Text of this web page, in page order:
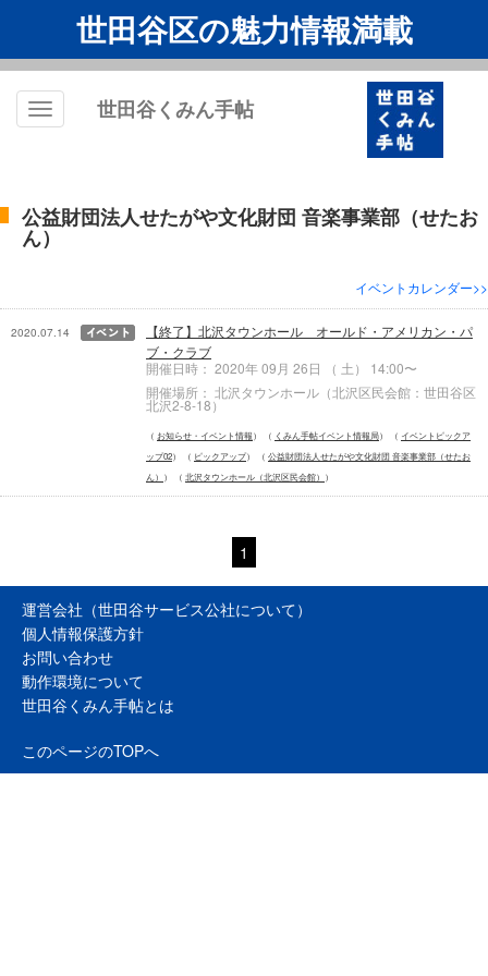
世田谷区の魅力情報満載
Toggle
世田谷くみん手帖
公益財団法人せたがや文化財団 音楽事業部（せたお
ん）
イベントカレンダー>>
2020.07.14
【終了】北沢タウンホール オールド・アメリカン・パ
ブ・クラブ
開催日時： 2020年 09月 26日 （ 土） 14:00〜
開催場所： 北沢タウンホール（北沢区民会館：世田谷区
北沢2-8-18）
お知らせ・イベント情報 くみん手帖イベント情報局
イベントピックア
ップ02
ピックアップ
公益財団法人せたがや文化財団 音楽事業部（せたお
ん）
北沢タウンホール（北沢区民会館）
1
運営会社（世田谷サービス公社について）
個人情報保護方針
お問い合わせ
動作環境について
世田谷くみん手帖とは
このページのTOPへ